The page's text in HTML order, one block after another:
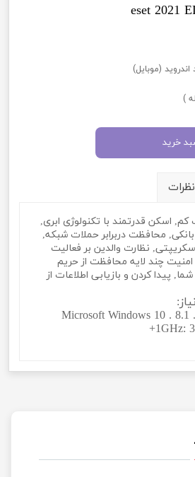
(موبایل)
خرید
نظرات
اسکن قدرتمند با تکنولوژی ابری,
محافظت دربرابر حملات شبکه,
نظارت والدین بر فعالیت
چند لایه محافظت از حریم
پیدا کردن و بازیابی اطلاعات از